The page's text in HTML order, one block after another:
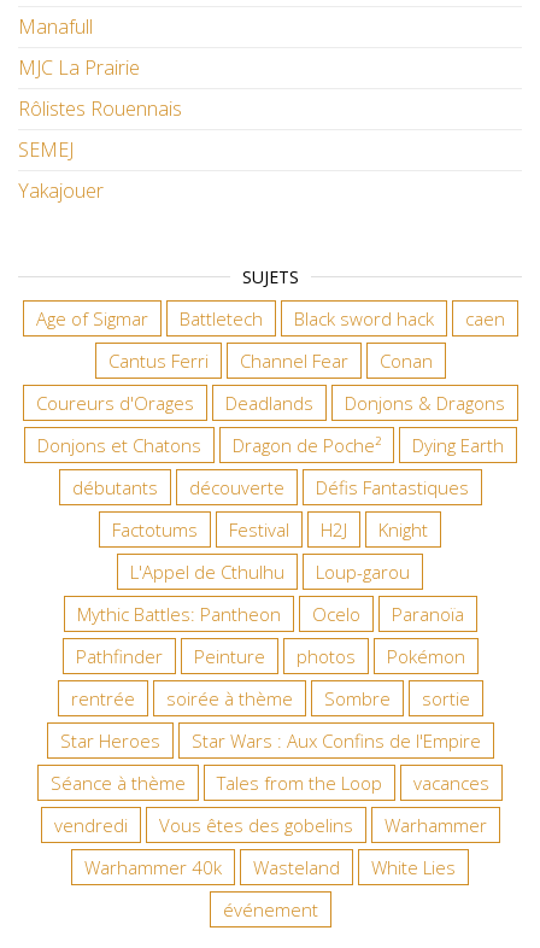
Manafull
MJC La Prairie
Rôlistes Rouennais
SEMEJ
Yakajouer
SUJETS
Age of Sigmar Battletech Black sword hack
caen
Cantus Ferri
Channel Fear
Conan
Coureurs d'Orages
Deadlands
Donjons & Dragons
Donjons et Chatons
Dragon de Poche²
Dying Earth
débutants
découverte
Défis Fantastiques
Factotums
Festival H2J
Knight
L'Appel de Cthulhu
Loup-garou
Mythic Battles: Pantheon
Ocelo
Paranoïa
Pathfinder
Peinture photos
Pokémon
rentrée
soirée à thème Sombre
sortie
Star Heroes
Star Wars : Aux Confins de l'Empire
Séance à thème
Tales from the Loop
vacances
vendredi
Vous êtes des gobelins
Warhammer
Warhammer 40k
Wasteland
White Lies
événement